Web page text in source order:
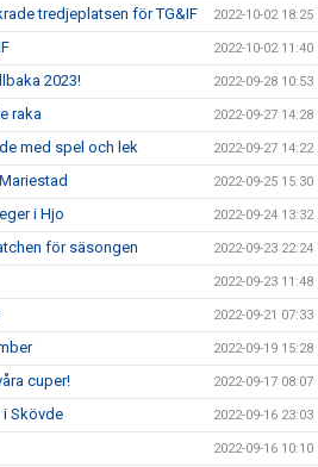
tredjeplatsen för TG&IF 2022-10-02 18:25
2022-10-02 11:40
2023! 2022-09-28 10:53
raka 2022-09-27 14:28
med spel och lek 2022-09-27 14:22
2022-09-25 15:30
i Hjo 2022-09-24 13:32
för säsongen 2022-09-23 22:24
2022-09-23 11:48
2022-09-21 07:33
2022-09-19 15:28
cuper! 2022-09-17 08:07
Skövde 2022-09-16 23:03
2022-09-16 10:10